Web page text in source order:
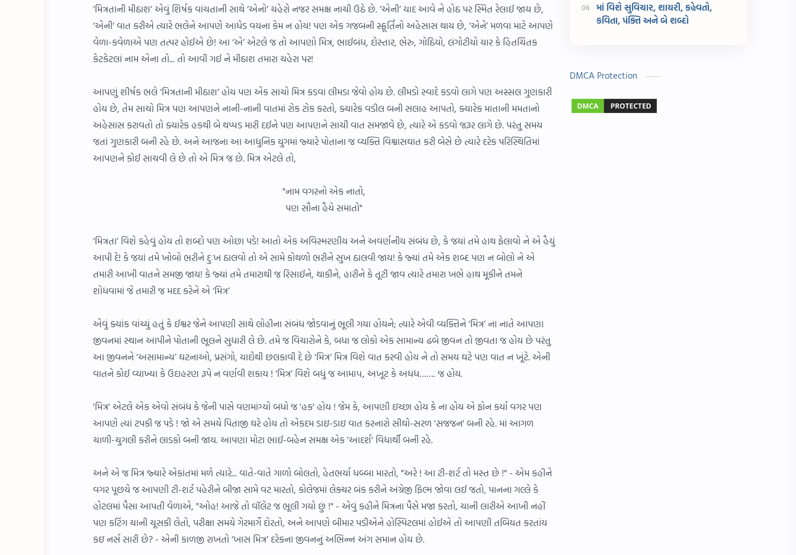
‘મિત્રતાની મીઠાશ’ એવું શિર્ષક વાંચતાની સાથે ‘એનો’ ચહેરો નજર સમક્ષ નાચી ઉઠે છે. ‘એની’ યાદ આવે ને હોઠ પર સ્મિત રેલાઈ જાય છે,
‘એની’ વાત કરીએ ત્યારે ભલેને આપણે આધેડ વયના કેમ ન હોય! પણ એક ગજબની સ્ફૂર્તિનો અહેસાસ થાય છે, ‘એને’ મળવા માટે આપણે
વેળા-કવેળાએ પણ તત્પર હોઈએ છે! આ ‘એ’ એટલે જ તો આપણો મિત્ર, ભાઈબંધ, દોસ્તાર, ભેરુ, ગોઠિયો, લંગોટીયો યાર કે હિતચિંતક
કેટકેટલાં નામ એના તો... તો આવી ગઈ ને મીઠાશ તમારા ચહેરા પર!
આપણું શીર્ષક ભલે ‘મિત્રતાની મીઠાશ’ હોય પણ એક સાચો મિત્ર કડવા લીમડા જેવો હોય છે. લીમડો સ્વાદે કડવો લાગે પણ અસ્સલ ગુણકારી
હોય છે, તેમ સાચો મિત્ર પણ આપણને નાની-નાની વાતમાં રોક ટોક કરતો, ક્યારેક વડીલ બની સલાહ આપતો, ક્યારેક માતાની મમતાનો
અહેસાસ કરાવતો તો ક્યારેક હકથી બે થપ્પડ મારી દઈને પણ આપણને સાચી વાત સમજાવે છે, ત્યારે એ કડવો જરૂર લાગે છે. પરંતુ સમય
જતાં ગુણકારી બની રહે છે. અને આજના આ આધુનિક યુગમાં જ્યારે પોતાના જ વ્યક્તિ વિશ્વાસઘાત કરી બેસે છે ત્યારે દરેક પરિસ્થિતિમાં
આપણને કોઈ સાચવી લે છે તો એ મિત્ર જ છે. મિત્ર એટલે તો,
"નામ વગરનો એક નાતો,
પણ સૌના હૈયે સમાતો"
‘મિત્રતા’ વિશે કહેવું હોય તો શબ્દો પણ ઓછા પડે! આતો એક અવિસ્મરણીય અને અવર્ણનીય સંબંધ છે, કે જયાં તમે હાથ ફેલાવો ને એ હૈયું
આપી દે! કે જયાં તમે ખોબો ભરીને દુઃખ ઠાલવો તો એ સામે કોથળો ભરીને સુખ ઠાલવી જાય! કે જ્યાં તમે એક શબ્દ પણ ન બોલો ને એ
તમારી આખી વાતને સમજી જાય! કે જ્યાં તમે તમારાથી જ રિસાઈને, થાકીને, હારીને કે તૂટી જાવ ત્યારે તમારા ખભે હાથ મૂકીને તમને
શોધવામાં જે તમારી જ મદદ કરેને એ ‘મિત્ર’
એવું ક્યાંક વાંચ્યું હતું કે ઈશ્વર જેને આપણી સાથે લોહીના સંબંધ જોડવાનું ભૂલી ગયા હોયને; ત્યારે એવી વ્યક્તિને ‘મિત્ર’ ના નાતે આપણા
જીવનમાં સ્થાન આપીને પોતાની ભૂલને સુધારી લે છે. તમે જ વિચારોને કે, બધા જ લોકો એક સામાન્ય ઢબે જીવન તો જીવતા જ હોય છે પરંતુ
આ જીવનને ‘અસામાન્ય’ ઘટનાઓ, પ્રસંગો, યાદોથી છલકાવી દે છે ‘મિત્ર’ મિત્ર વિશે વાત કરવી હોય ને તો સમય ઘટે પણ વાત ન ખૂંટે. એની
વાતને કોઈ વ્યાખ્યા કે ઉદાહરણ રૂપે ન વર્ણવી શકાય ! ‘મિત્ર’ વિશે બધું જ આમા૫, અખૂટ કે અધધ……. જ હોય.
'મિત્ર' એટલે એક એવો સંબંધ કે જેની પાસે વણમાંગ્યો બધો જ 'હક' હોય ! જેમ કે, આપણી ઇચ્છા હોય કે ના હોય એ ફોન કર્યા વગર પણ
આપણે ત્યાં ટપકી જ પડે ! જો એ સમયે પિતાજી ઘરે હોય તો એકદમ ડાઇ-ડાઇ વાત કરનારો સીઘો-સરળ 'સજજન' બની રહે. માં આગળ
ચાળી-ચુગલી કરીને લાડકો બની જાય. આપણા મોટા ભાઈ-બહેન સમક્ષ એક 'આદર્શ' વિદ્યાર્થી બની રહે.
અને એ જ મિત્ર જ્યારે એકાંતમાં મળે ત્યારે... વાતે-વાતે ગાળો બોલતો, હેતભર્યા ધબ્બા મારતો, "અરે ! આ ટી-શર્ટ તો મસ્ત છે !" - એમ કહીને
વગર પૂછયે જ આપણી ટી-શર્ટ પહેરીને બીજા સામે વટ મારતો, કોલેજમાં લેક્ચર બંક કરીને અંગ્રેજી ફિલ્મ જોવા લઈ જતો, પાનના ગલ્લે કે
હોટલમાં પૈસા આપતી વેળાએ, "ઓહ! આજે તો વૉલેટ જ ભૂલી ગયો છું !" - એવું કહીને મિત્રના પૈસે મજા કરતો, ચાની લારીએ આખી નહીં
પણ કટિંગ ચાની ચૂસકી લેતો, પરીક્ષા સમયે ગેરમાર્ગે દોરતો, અને આપણે બીમાર પડીએને હોસ્પિટલમાં હોઈએ તો આપણી તબિયત કરતાંય
કઇ નર્સ સારી છે? - એની કાળજી રાખતો ‘ખાસ મિત્ર’ દરેકના જીવનનું અભિન્ન અંગ સમાન હોય છે.
Merit List ગુજરાતી વાર્તા
માં વિશે સુવિચાર, શાયરી, કહેવતો,
કવિતા, પંક્તિ અને બે શબ્દો
DMCA Protection